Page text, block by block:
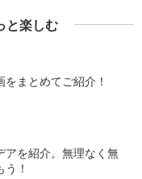
と楽しむ
まとめてご紹介！
アを紹介。無理なく無
！